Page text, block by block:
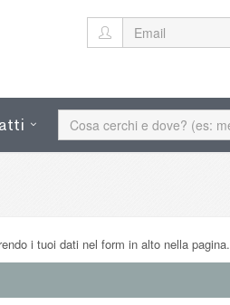
i tuoi dati nel form in alto nella pagina.